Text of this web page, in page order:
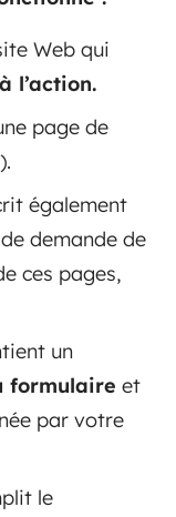
Web qui
l’action.
page de
).
également
de demande de
ces pages,
un
formulaire et
par votre
le